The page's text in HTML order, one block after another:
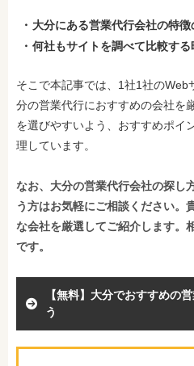
大分にある営業代行会社の特
何社もサイトを調べて比較する
そこで本記事では、1社1社のWeb
分の営業代行におすすめの会社を
を選びやすいよう、おすすめポイ
理しています。
なお、大分の営業代行会社の探し
う方はお気軽にご相談ください。
な会社を厳選してご紹介します。
です。
【無料】大分でおすすめの
う